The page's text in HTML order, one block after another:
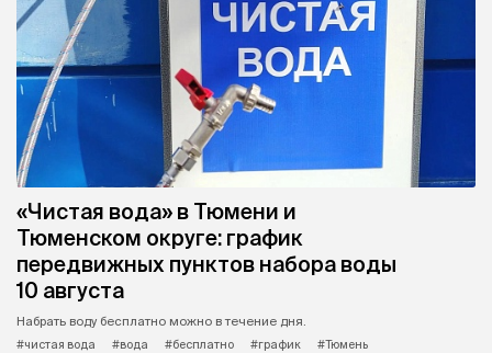
«Чистая вода» в Тюмени и
Тюменском округе: график
передвижных пунктов набора воды
10 августа
Набрать воду бесплатно можно в течение дня.
#чистая вода
#вода #бесплатно #график
#Тюмень